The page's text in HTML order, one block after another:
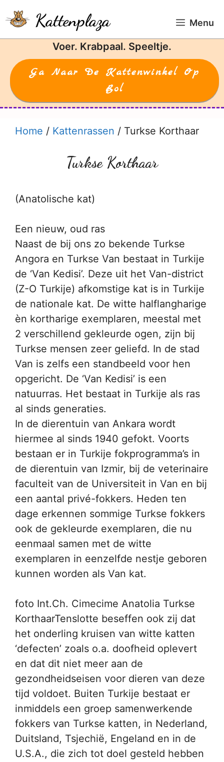
naar
de
Kattenplaza Menu
Voer. Krabpaal. Speeltje.
Ga Naar De Kattenwinkel Op
Bol
Home / Kattenrassen / Turkse Korthaar
Turkse Korthaar
(Anatolische kat)
Een nieuw, oud ras
Naast de bij ons zo bekende Turkse
Angora en Turkse Van bestaat in Turkije
de ‘Van Kedisi’. Deze uit het Van-district
(Z-O Turkije) afkomstige kat is in Turkije
de nationale kat. De witte halflangharige
èn kortharige exemplaren, meestal met
2 verschillend gekleurde ogen, zijn bij
Turkse mensen zeer geliefd. In de stad
Van is zelfs een standbeeld voor hen
opgericht. De ‘Van Kedisi’ is een
natuurras. Het bestaat in Turkije als ras
al sinds generaties.
In de dierentuin van Ankara wordt
hiermee al sinds 1940 gefokt. Voorts
bestaan er in Turkije fokprogramma’s in
de dierentuin van Izmir, bij de veterinaire
faculteit van de Universiteit in Van en bij
een aantal privé-fokkers. Heden ten
dage erkennen sommige Turkse fokkers
ook de gekleurde exemplaren, die nu
eenmaal samen met de witte
exemplaren in eenzelfde nestje geboren
kunnen worden als Van kat.
foto Int.Ch. Cimecime Anatolia Turkse
KorthaarTenslotte beseffen ook zij dat
het onderling kruisen van witte katten
‘defecten’ zoals o.a. doofheid oplevert
en dat dit niet meer aan de
gezondheidseisen voor dieren van deze
tijd voldoet. Buiten Turkije bestaat er
inmiddels een groep samenwerkende
fokkers van Turkse katten, in Nederland,
Duitsland, Tsjechië, Engeland en in de
U.S.A., die zich tot doel gesteld hebben